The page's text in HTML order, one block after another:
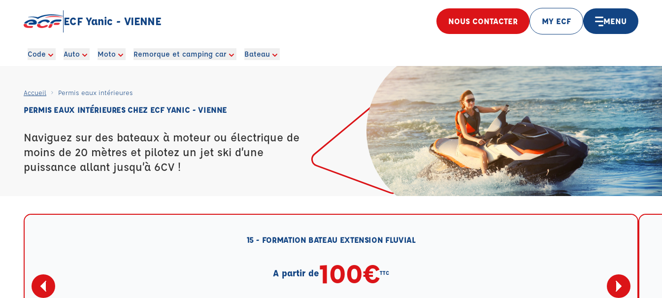
ECF Yanic - VIENNE NOUS CONTACTER MY ECF MENU
Code Auto Moto Remorque et camping car Bateau
Accueil Permis eaux intérieures
PERMIS EAUX INTÉRIEURES CHEZ ECF YANIC - VIENNE
Naviguez sur des bateaux à moteur ou électrique de
moins de 20 mètres et pilotez un jet ski d’une
puissance allant jusqu’à 6CV !
15 - FORMATION BATEAU EXTENSION FLUVIAL
A partir de100€TTC